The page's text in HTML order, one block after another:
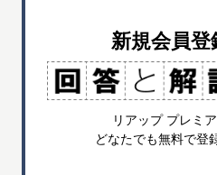
新規会員登
リアップ プレミ
どなたでも無料で登